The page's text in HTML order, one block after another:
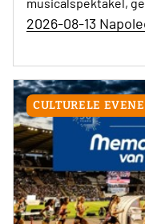
2026-08-13
CULTURELE